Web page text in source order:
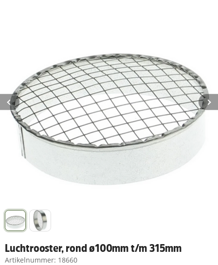
Luchtrooster, rond ø100mm t/m 315mm
Artikelnummer: 18660